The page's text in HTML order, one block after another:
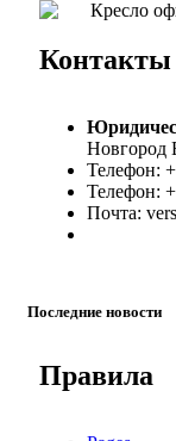
Контакты
Новгород
Телефон:
Телефон:
Почта:
Последние новости
Правила